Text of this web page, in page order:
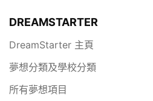
DREAMSTARTER
DreamStarter 主頁
夢想分類及學校分類
所有夢想項目